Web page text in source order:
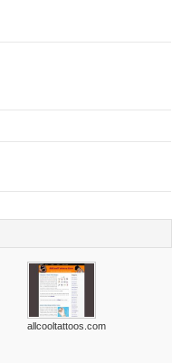
allcooltattoos.com